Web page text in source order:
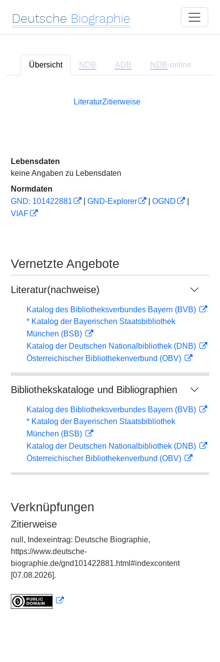
Deutsche Biographie
Übersicht NDB ADB NDB-online
LiteraturZitierweise
Lebensdaten
keine Angaben zu Lebensdaten
Normdaten
GND: 101422881
GND-Explorer OGND
VIAF
Vernetzte Angebote
Literatur(nachweise)
Katalog des Bibliotheksverbundes Bayern (BVB)
* Katalog der Bayerischen Staatsbibliothek
München (BSB)
Katalog der Deutschen Nationalbibliothek (DNB)
Österreichischer Bibliothekenverbund (OBV)
Bibliothekskataloge und Bibliographien
Katalog des Bibliotheksverbundes Bayern (BVB)
* Katalog der Bayerischen Staatsbibliothek
München (BSB)
Katalog der Deutschen Nationalbibliothek (DNB)
Österreichischer Bibliothekenverbund (OBV)
Verknüpfungen
Zitierweise
null, Indexeintrag: Deutsche Biographie,
https://www.deutsche-
biographie.de/gnd101422881.html#indexcontent
[07.08.2026].